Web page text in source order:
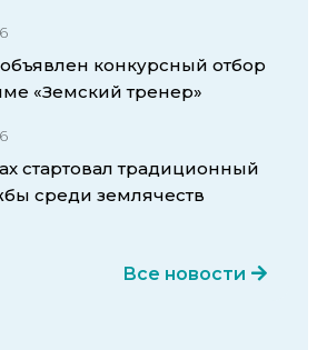
конкурсный отбор
«Земский тренер»
стартовал традиционный
среди землячеств
Все новости